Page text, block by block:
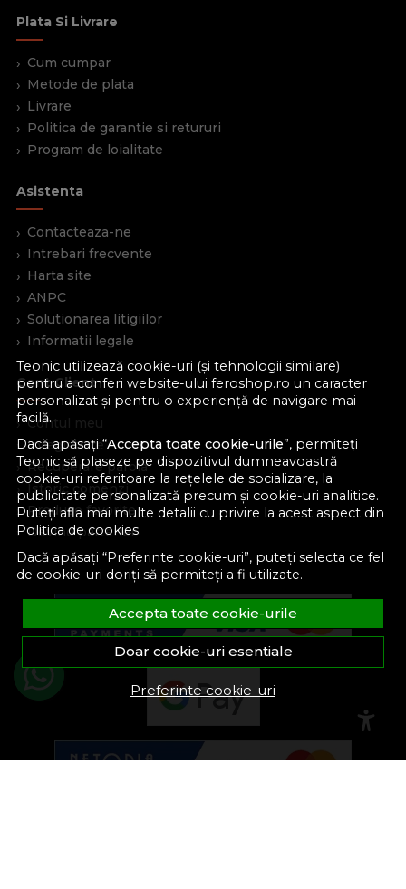
Teonic utilizează cookie-uri (și tehnologii similare)
pentru a conferi website-ului feroshop.ro un caracter
personalizat și pentru o experiență de navigare mai
facilă.
Dacă apăsați “Accepta toate cookie-urile”, permiteți
Teonic să plaseze pe dispozitivul dumneavoastră
cookie-uri referitoare la rețelele de socializare, la
publicitate personalizată precum și cookie-uri analitice.
Puteți afla mai multe detalii cu privire la acest aspect din
Politica de cookies.
Dacă apăsați “Preferinte cookie-uri”, puteți selecta ce fel
de cookie-uri doriți să permiteți a fi utilizate.
Accepta toate cookie-urile
Doar cookie-uri esentiale
Preferinte cookie-uri
Plata Si Livrare
Cum cumpar
Metode de plata
Livrare
Politica de garantie si retururi
Program de loialitate
Asistenta
Contacteaza-ne
Intrebari frecvente
Harta site
ANPC
Solutionarea litigiilor
Informatii legale
Cont Client
Contul meu
Inregistrare
Recuperare parola
Istoric comenzi
Produse favorite
Devino partener